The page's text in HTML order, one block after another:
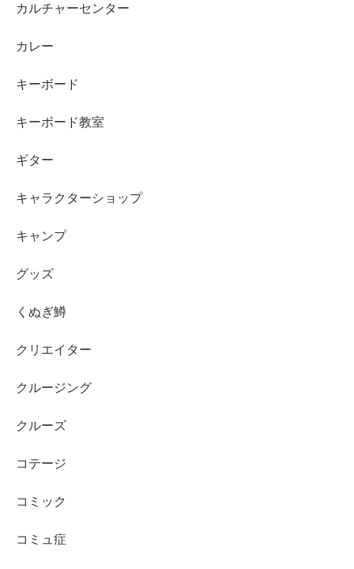
カルチャーセンター
カレー
キーボード
キーボード教室
ギター
キャラクターショップ
キャンプ
グッズ
くぬぎ鱒
クリエイター
クルージング
クルーズ
コテージ
コミック
コミュ症